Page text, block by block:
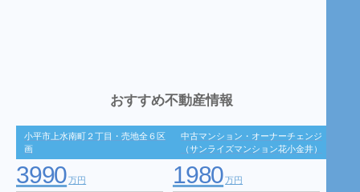
おすすめ不動産情報
小平市上水南町２丁目・売地全６区
画
3990万円
中古マンション・オーナーチェンジ
（サンライズマンション花小金井）
1980万円